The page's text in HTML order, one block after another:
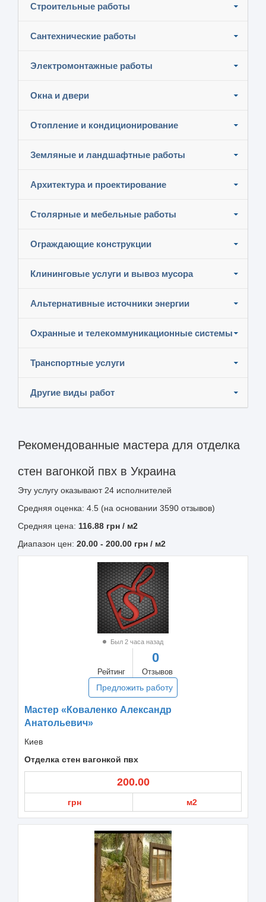
Строительные работы
Сантехнические работы
Электромонтажные работы
Окна и двери
Отопление и кондиционирование
Земляные и ландшафтные работы
Архитектура и проектирование
Столярные и мебельные работы
Ограждающие конструкции
Клининговые услуги и вывоз мусора
Альтернативные источники энергии
Охранные и телекоммуникационные системы
Транспортные услуги
Другие виды работ
Рекомендованные мастера для отделка
стен вагонкой пвх в Украина
Эту услугу оказывают 24 исполнителей
Средняя оценка: 4.5 (на основании 3590 отзывов)
Средняя цена: 116.88 грн / м2
Диапазон цен: 20.00 - 200.00 грн / м2
Был 2 часа назад
Рейтинг
0
Отзывов
Предложить работу
Мастер «Коваленко Александр
Анатольевич»
Киев
Отделка стен вагонкой пвх
200.00
грн м2